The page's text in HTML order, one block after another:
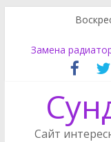
Ниссан Ноут
Замена
Форд Фокус
Опель Астра
Ленд Ровер
Сайт